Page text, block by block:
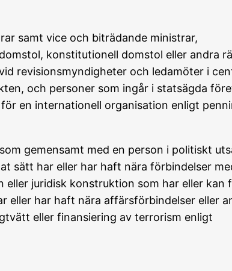
samt vice och biträdande ministrar,
konstitutionell domstol eller andra
revisionsmyndigheter och ledamöter i
och personer som ingår i statsägda
en internationell organisation enligt
gemensamt med en person i politiskt
sätt har eller har haft nära förbindelser
juridisk konstruktion som har eller kan
har haft nära affärsförbindelser eller
eller finansiering av terrorism enligt